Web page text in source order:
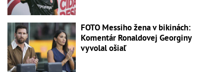
FOTO Messiho žena v bikinách:
Komentár Ronaldovej Georginy
vyvolal ošiaľ